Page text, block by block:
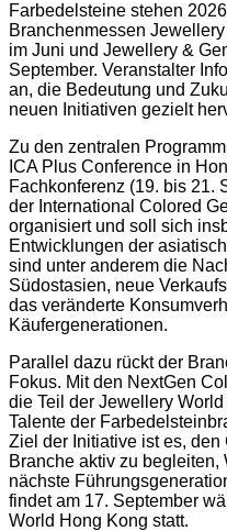
Farbedelsteine stehen
Branchenmessen
im Juni und Jewellery &
September. Veranstalter
an, die Bedeutung und
neuen Initiativen gezielt
Zu den zentralen
ICA Plus Conference in
Fachkonferenz (19. bis 21.
der International Colored
organisiert und soll sich
Entwicklungen der
sind unter anderem die
Südostasien, neue
das veränderte
Käufergenerationen.
Parallel dazu rückt der
Fokus. Mit den NextGen
die Teil der Jewellery
Talente der
Ziel der Initiative ist es,
Branche aktiv zu
nächste
findet am 17. September
World Hong Kong statt.